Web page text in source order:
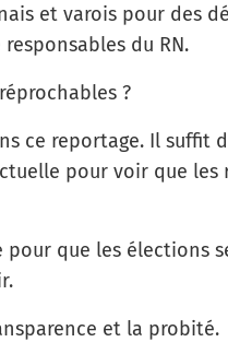
et varois pour des
du RN.
?
ce reportage. Il suffit
pour voir que les
pour que les élections
et la probité.